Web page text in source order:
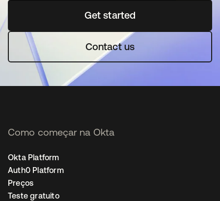
Get startedabre em uma nova guia
Contact us
Como começar na Okta
Okta Platform
Auth0 Platform
Preços
Teste gratuito